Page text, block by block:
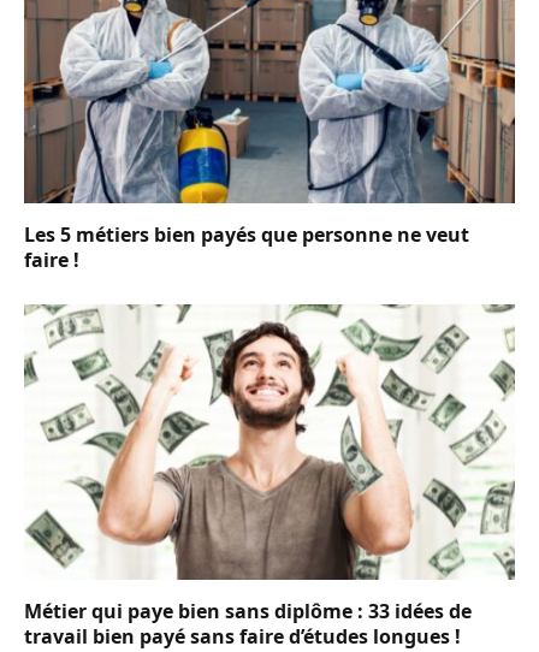
Les 5 métiers bien payés que personne ne veut
faire !
Métier qui paye bien sans diplôme : 33 idées de
travail bien payé sans faire d’études longues !